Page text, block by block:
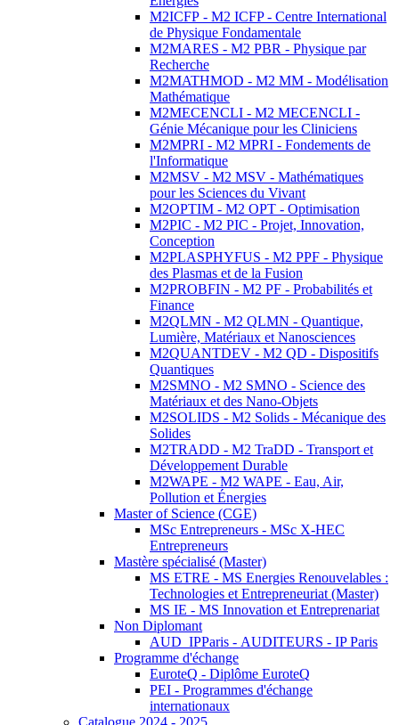
M2ICFP - M2 ICFP - Centre International
de Physique Fondamentale
M2MARES - M2 PBR - Physique par
Recherche
M2MATHMOD - M2 MM - Modélisation
Mathématique
M2MECENCLI - M2 MECENCLI -
Génie Mécanique pour les Cliniciens
M2MPRI - M2 MPRI - Fondements de
l'Informatique
M2MSV - M2 MSV - Mathématiques
pour les Sciences du Vivant
M2OPTIM - M2 OPT - Optimisation
M2PIC - M2 PIC - Projet, Innovation,
Conception
M2PLASPHYFUS - M2 PPF - Physique
des Plasmas et de la Fusion
M2PROBFIN - M2 PF - Probabilités et
Finance
M2QLMN - M2 QLMN - Quantique,
Lumière, Matériaux et Nanosciences
M2QUANTDEV - M2 QD - Dispositifs
Quantiques
M2SMNO - M2 SMNO - Science des
Matériaux et des Nano-Objets
M2SOLIDS - M2 Solids - Mécanique des
Solides
M2TRADD - M2 TraDD - Transport et
Développement Durable
M2WAPE - M2 WAPE - Eau, Air,
Pollution et Énergies
Master of Science (CGE)
MSc Entrepreneurs - MSc X-HEC
Entrepreneurs
Mastère spécialisé (Master)
MS ETRE - MS Energies Renouvelables :
Technologies et Entrepreneuriat (Master)
MS IE - MS Innovation et Entreprenariat
Non Diplomant
AUD_IPParis - AUDITEURS - IP Paris
Programme d'échange
EuroteQ - Diplôme EuroteQ
PEI - Programmes d'échange
internationaux
Catalogue 2024 - 2025